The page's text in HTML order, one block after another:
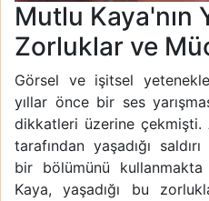
Mutlu Kaya'nın
Zorluklar ve
Görsel ve işitsel
yıllar önce bir ses
dikkatleri üzerine çekmişti.
tarafından yaşadığı
bir bölümünü
Kaya, yaşadığı bu